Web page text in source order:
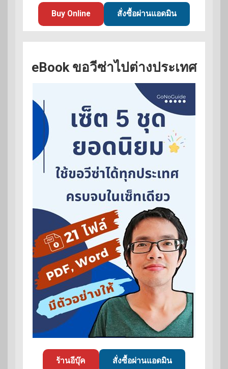
Buy Online สั่งซื้อผ่านแอดมิน
eBook ขอวีซ่าไปต่างประเทศ
ร้านอีบุ๊ค สั่งซื้อผ่านแอดมิน